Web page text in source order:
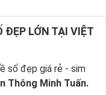
ĐẸP LỚN TẠI VIỆT
số đẹp giá rẻ - sim
Thông Minh Tuấn.